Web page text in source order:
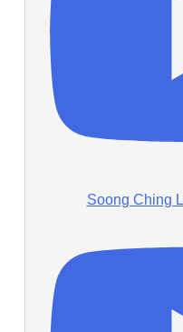
Soong Ching